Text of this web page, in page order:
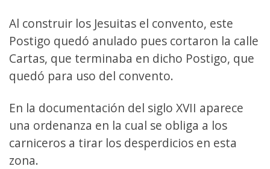
Al construir los Jesuitas el convento, este
Postigo quedó anulado pues cortaron la calle
Cartas, que terminaba en dicho Postigo, que
quedó para uso del convento.
En la documentación del siglo XVII aparece
una ordenanza en la cual se obliga a los
carniceros a tirar los desperdicios en esta
zona.